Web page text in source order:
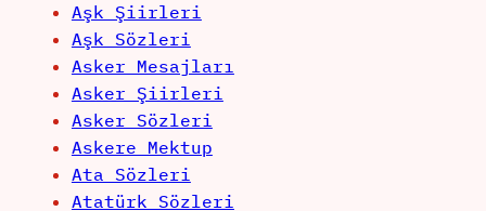
Aşk Şiirleri
Aşk Sözleri
Asker Mesajları
Asker Şiirleri
Asker Sözleri
Askere Mektup
Ata Sözleri
Atatürk Sözleri